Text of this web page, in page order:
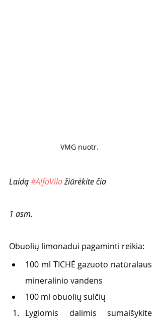
VMG nuotr.
Laidą #AlfoVila žiūrėkite čia
1 asm.
Obuolių limonadui pagaminti reikia:
100 ml TICHĖ gazuoto natūralaus
mineralinio vandens
100 ml obuolių sulčių
Lygiomis dalimis sumaišykite